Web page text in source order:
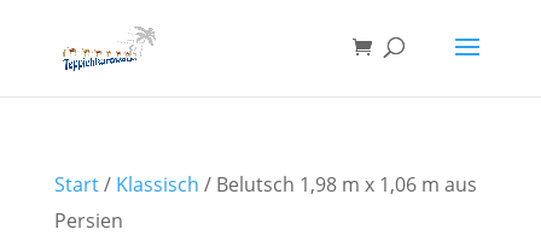
Start/ Klassisch / Belutsch 1,98 m x 1,06 m aus
Persien